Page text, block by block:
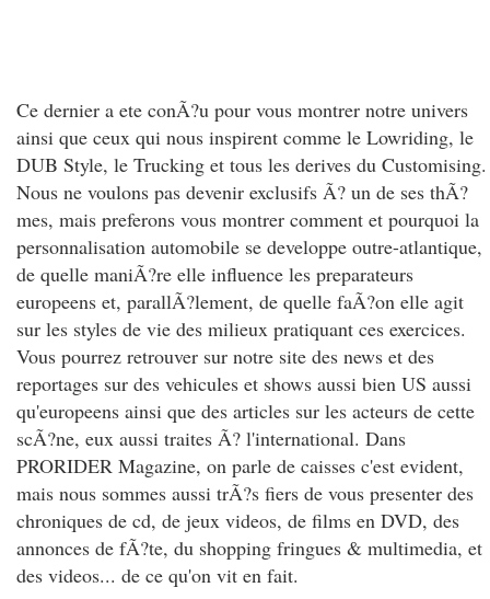
Ce dernier a ete conÃ?u pour vous montrer notre univers
ainsi que ceux qui nous inspirent comme le Lowriding, le
DUB Style, le Trucking et tous les derives du Customising.
Nous ne voulons pas devenir exclusifs Ã? un de ses thÃ?
mes, mais preferons vous montrer comment et pourquoi la
personnalisation automobile se developpe outre-atlantique,
de quelle maniÃ?re elle influence les preparateurs
europeens et, parallÃ?lement, de quelle faÃ?on elle agit
sur les styles de vie des milieux pratiquant ces exercices.
Vous pourrez retrouver sur notre site des news et des
reportages sur des vehicules et shows aussi bien US aussi
qu'europeens ainsi que des articles sur les acteurs de cette
scÃ?ne, eux aussi traites Ã? l'international. Dans
PRORIDER Magazine, on parle de caisses c'est evident,
mais nous sommes aussi trÃ?s fiers de vous presenter des
chroniques de cd, de jeux videos, de films en DVD, des
annonces de fÃ?te, du shopping fringues & multimedia, et
des videos... de ce qu'on vit en fait.